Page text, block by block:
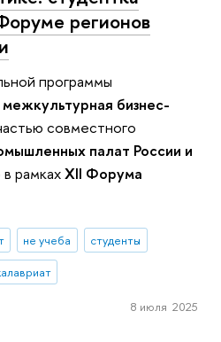
регионов
программы
бизнес-
совместного
палат России и
рамкахXII Форума
не учеба
студенты
8 июля 2025